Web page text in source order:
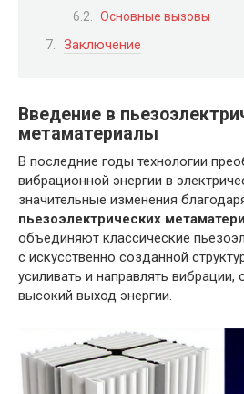
Основные вызовы
Заключение
Введение в
метаматериалы
В последние годы технологии
вибрационной энергии в
значительные изменения
пьезоэлектрических
объединяют классические
с искусственно созданной
усиливать и направлять вибрации,
высокий выход энергии.